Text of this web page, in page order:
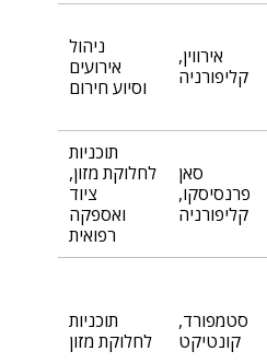
אירווין,
קליפורניה
ניהול
אירועים
וסיוע חירום
סאן
פרנסיסקו,
קליפורניה
תוכניות
לחלוקת מזון,
ציוד
ואספקה
רפואית
סטמפורד,
קונטיקט
תוכניות
לחלוקת מזון